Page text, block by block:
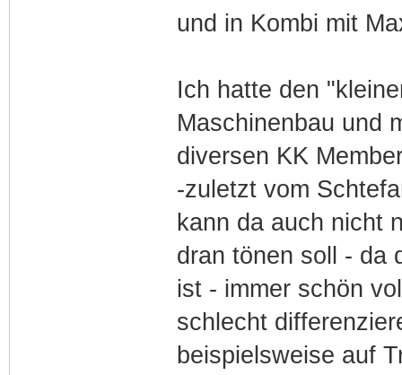
und in Kombi mit
Ich hatte den
Maschinenbau und
diversen KK
-zuletzt vom
kann da auch nicht
dran tönen soll - da
ist - immer schön
schlecht
beispielsweise auf